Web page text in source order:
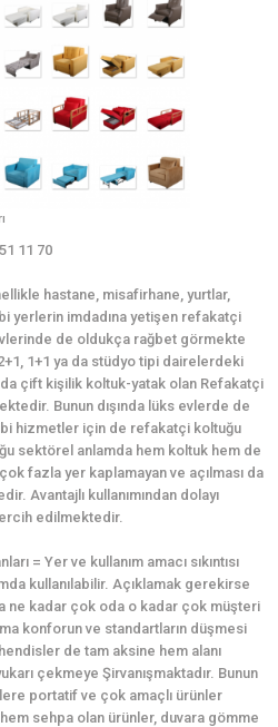
11 70
hastane, misafirhane, yurtlar,
yerlerin imdadına yetişen refakatçi
de oldukça rağbet görmekte
1+1 ya da stüdyo tipi dairelerdeki
da çift kişilik koltuk-yatak olan Refakatçi
Bunun dışında lüks evlerde de
hizmetler için de refakatçi koltuğu
sektörel anlamda hem koltuk hem de
fazla yer kaplamayan ve açılması da
Avantajlı kullanımından dolayı
edilmektedir.
= Yer ve kullanım amacı sıkıntısı
kullanılabilir. Açıklamak gerekirse
ne kadar çok oda o kadar çok müşteri
konforun ve standartların düşmesi
de tam aksine hem alanı
çekmeye Şirvanışmaktadır. Bunun
portatif ve çok amaçlı ürünler
sehpa olan ürünler, duvara gömme